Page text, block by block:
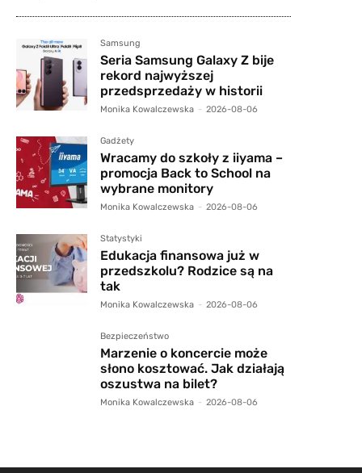
Samsung
Seria Samsung Galaxy Z bije
rekord najwyższej
przedsprzedaży w historii
Monika Kowalczewska - 2026-08-06
Gadżety
Wracamy do szkoły z iiyama –
promocja Back to School na
wybrane monitory
Monika Kowalczewska - 2026-08-06
Statystyki
Edukacja finansowa już w
przedszkolu? Rodzice są na
tak
Monika Kowalczewska - 2026-08-06
Bezpieczeństwo
Marzenie o koncercie może
słono kosztować. Jak działają
oszustwa na bilet?
Monika Kowalczewska - 2026-08-06